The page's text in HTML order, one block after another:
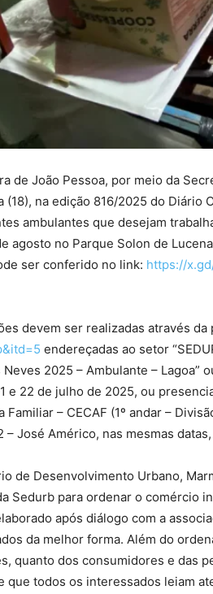
de João Pessoa, por meio da
(18), na edição 816/2025 do Diário
ambulantes que desejam
agosto no Parque Solon de
ser conferido no link: https://
devem ser realizadas através da
endereçadas ao setor
Neves 2025 – Ambulante – Lagoa”
e 22 de julho de 2025, ou
Familiar – CECAF (1º andar –
– José Américo, nas mesmas
de Desenvolvimento Urbano,
Sedurb para ordenar o comércio
após diálogo com a
da melhor forma. Além do
quanto dos consumidores e das
que todos os interessados leiam